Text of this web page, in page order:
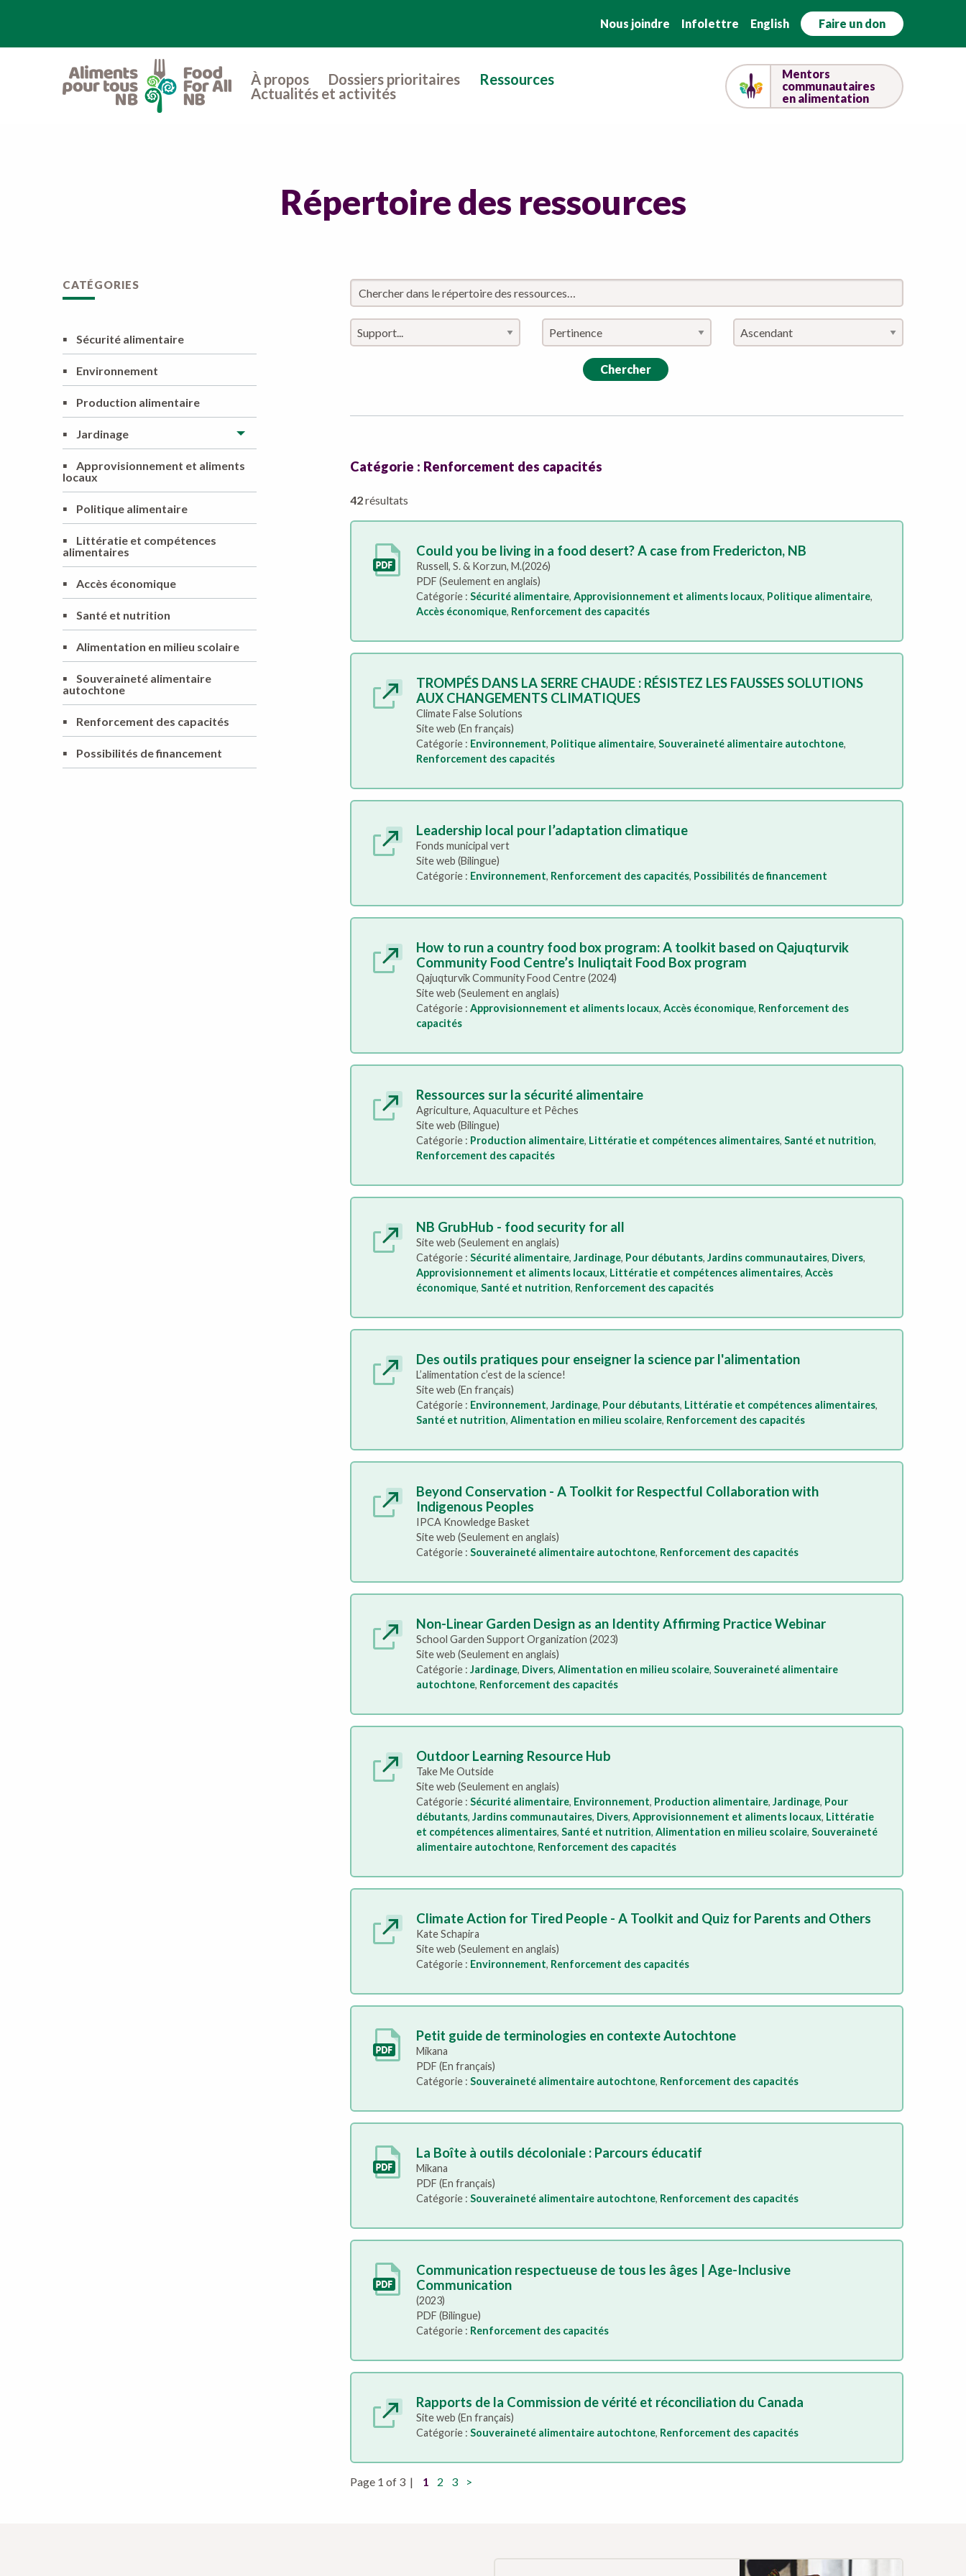
Nous joindre Infolettre English Faire un don
À propos Dossiers prioritaires
Ressources
Actualités et activités
Mentors
communautaires
en alimentation
Répertoire des ressources
CATÉGORIES
▪ Sécurité alimentaire
▪ Environnement
▪ Production alimentaire
▪ Jardinage
▪ Approvisionnement et aliments
locaux
▪ Politique alimentaire
▪ Littératie et compétences
alimentaires
▪ Accès économique
▪ Santé et nutrition
▪ Alimentation en milieu scolaire
▪ Souveraineté alimentaire
autochtone
▪ Renforcement des capacités
▪ Possibilités de financement
Chercher
Catégorie : Renforcement des capacités
42résultats
Could you be living in a food desert? A case from Fredericton, NB
Russell, S. & Korzun, M.(2026)
PDF (Seulement en anglais)
Catégorie : Sécurité alimentaire, Approvisionnement et aliments locaux, Politique alimentaire,
Accès économique, Renforcement des capacités
TROMPÉS DANS LA SERRE CHAUDE : RÉSISTEZ LES FAUSSES SOLUTIONS
AUX CHANGEMENTS CLIMATIQUES
Climate False Solutions
Site web (En français)
Catégorie : Environnement, Politique alimentaire, Souveraineté alimentaire autochtone,
Renforcement des capacités
Leadership local pour l’adaptation climatique
Fonds municipal vert
Site web (Bilingue)
Catégorie : Environnement, Renforcement des capacités, Possibilités de financement
How to run a country food box program: A toolkit based on Qajuqturvik
Community Food Centre’s Inuliqtait Food Box program
Qajuqturvik Community Food Centre (2024)
Site web (Seulement en anglais)
Catégorie : Approvisionnement et aliments locaux, Accès économique, Renforcement des
capacités
Ressources sur la sécurité alimentaire
Agriculture, Aquaculture et Pêches
Site web (Bilingue)
Catégorie : Production alimentaire, Littératie et compétences alimentaires, Santé et nutrition,
Renforcement des capacités
NB GrubHub - food security for all
Site web (Seulement en anglais)
Catégorie : Sécurité alimentaire, Jardinage, Pour débutants, Jardins communautaires, Divers,
Approvisionnement et aliments locaux, Littératie et compétences alimentaires, Accès
économique, Santé et nutrition, Renforcement des capacités
Des outils pratiques pour enseigner la science par l'alimentation
L’alimentation c’est de la science!
Site web (En français)
Catégorie : Environnement, Jardinage, Pour débutants, Littératie et compétences alimentaires,
Santé et nutrition, Alimentation en milieu scolaire, Renforcement des capacités
Beyond Conservation - A Toolkit for Respectful Collaboration with
Indigenous Peoples
IPCA Knowledge Basket
Site web (Seulement en anglais)
Catégorie : Souveraineté alimentaire autochtone, Renforcement des capacités
Non-Linear Garden Design as an Identity Affirming Practice Webinar
School Garden Support Organization (2023)
Site web (Seulement en anglais)
Catégorie : Jardinage, Divers, Alimentation en milieu scolaire, Souveraineté alimentaire
autochtone, Renforcement des capacités
Outdoor Learning Resource Hub
Take Me Outside
Site web (Seulement en anglais)
Catégorie : Sécurité alimentaire, Environnement, Production alimentaire, Jardinage, Pour
débutants, Jardins communautaires, Divers, Approvisionnement et aliments locaux, Littératie
et compétences alimentaires, Santé et nutrition, Alimentation en milieu scolaire, Souveraineté
alimentaire autochtone, Renforcement des capacités
Climate Action for Tired People - A Toolkit and Quiz for Parents and Others
Kate Schapira
Site web (Seulement en anglais)
Catégorie : Environnement, Renforcement des capacités
Petit guide de terminologies en contexte Autochtone
Mikana
PDF (En français)
Catégorie : Souveraineté alimentaire autochtone, Renforcement des capacités
La Boîte à outils décoloniale : Parcours éducatif
Mikana
PDF (En français)
Catégorie : Souveraineté alimentaire autochtone, Renforcement des capacités
Communication respectueuse de tous les âges | Age-Inclusive
Communication
(2023)
PDF (Bilingue)
Catégorie : Renforcement des capacités
Rapports de la Commission de vérité et réconciliation du Canada
Site web (En français)
Catégorie : Souveraineté alimentaire autochtone, Renforcement des capacités
Page 1 of 3 | 1 2 3 >